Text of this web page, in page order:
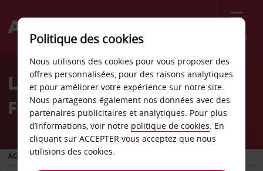
Menu
Welcome
AvisLocation de voiture
Farmington
AGENCE DE DÉPART
Politique des cookies
Nous utilisons des cookies pour vous proposer des
offres personnalisées, pour des raisons analytiques
et pour améliorer votre expérience sur notre site.
Nous partageons également nos données avec des
partenaires publicitaires et analytiques. Pour plus
d’informations, voir notre politique de cookies. En
cliquant sur ACCEPTER vous acceptez que nous
utilisions des cookies.